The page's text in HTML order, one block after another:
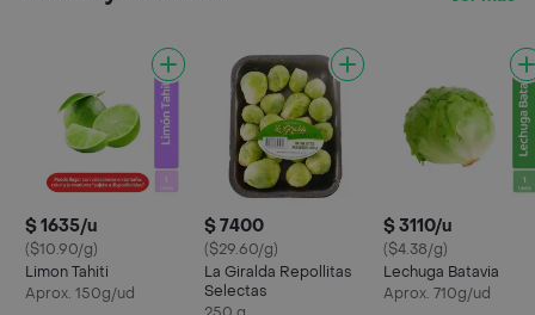
$ 1635/u
($10.90/g)
Limon Tahiti
Aprox. 150g/ud
$ 7400
($29.60/g)
La Giralda Repollitas
Selectas
$ 3110/u
($4.38/g)
Lechuga Batavia
Aprox. 710g/ud